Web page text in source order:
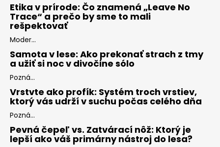
Etika v prírode: Čo znamená „Leave No
Trace“ a prečo by sme to mali
rešpektovať
Moder...
Samota v lese: Ako prekonať strach z tmy
a užiť si noc v divočine sólo
Pozná...
Vrstvte ako profík: Systém troch vrstiev,
ktorý vás udrží v suchu počas celého dňa
Pozná...
Pevná čepeľ vs. Zatvárací nôž: Ktorý je
lepší ako váš primárny nástroj do lesa?